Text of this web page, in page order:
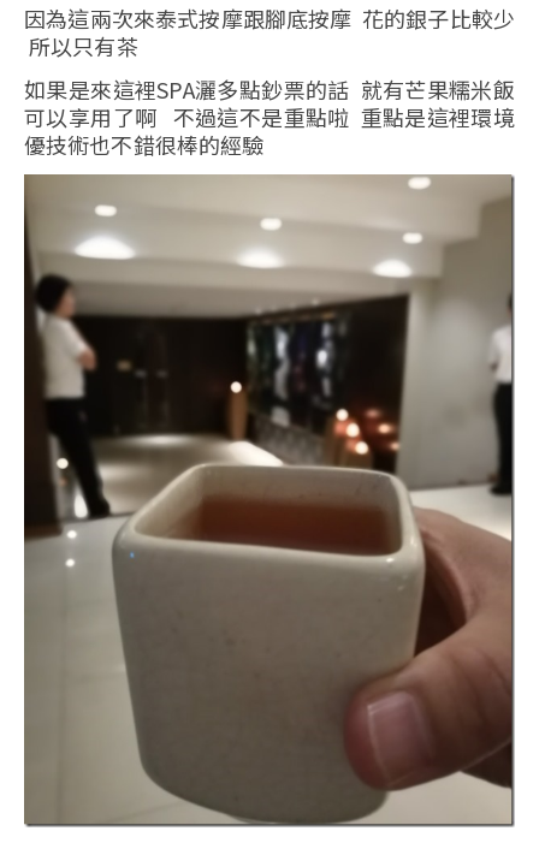
因為這兩次來泰式按摩跟腳底按摩 花的銀子比較少
所以只有茶
如果是來這裡SPA灑多點鈔票的話 就有芒果糯米飯
可以享用了啊 不過這不是重點啦 重點是這裡環境
優技術也不錯很棒的經驗